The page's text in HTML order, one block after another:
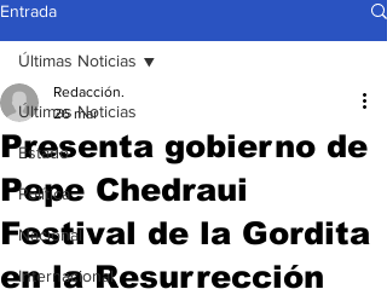
Entrada
Últimas Noticias
Estado
Política
Nacional
Internacional
Últimas Noticias
Presenta gobierno de
Pepe Chedraui
Festival de la Gordita
en la Resurrección
Redacción.
26 mar